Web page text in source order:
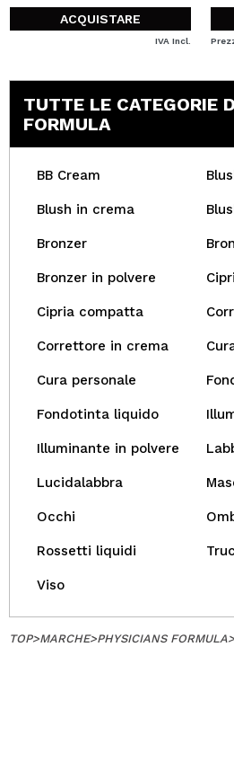
ACQUISTARE
IVA Incl.
TUTTE LE CATEGORIE
FORMULA
BB Cream
Blush in crema
Bronzer
Bronzer in polvere
Cipria compatta
Correttore in crema
Cura personale
Fondotinta liquido
Illuminante in polvere
Lucidalabbra
Occhi
Rossetti liquidi
Viso
TOP>MARCHE>PHYSICIANS FORMULA>